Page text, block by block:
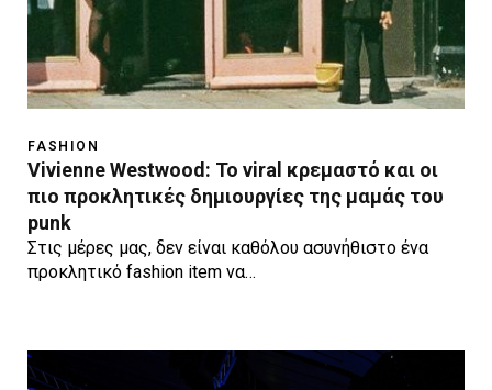
FASHION
Vivienne Westwood: Το viral κρεμαστό και οι
πιο προκλητικές δημιουργίες της μαμάς του
punk
Στις μέρες μας, δεν είναι καθόλου ασυνήθιστο ένα
προκλητικό fashion item να…